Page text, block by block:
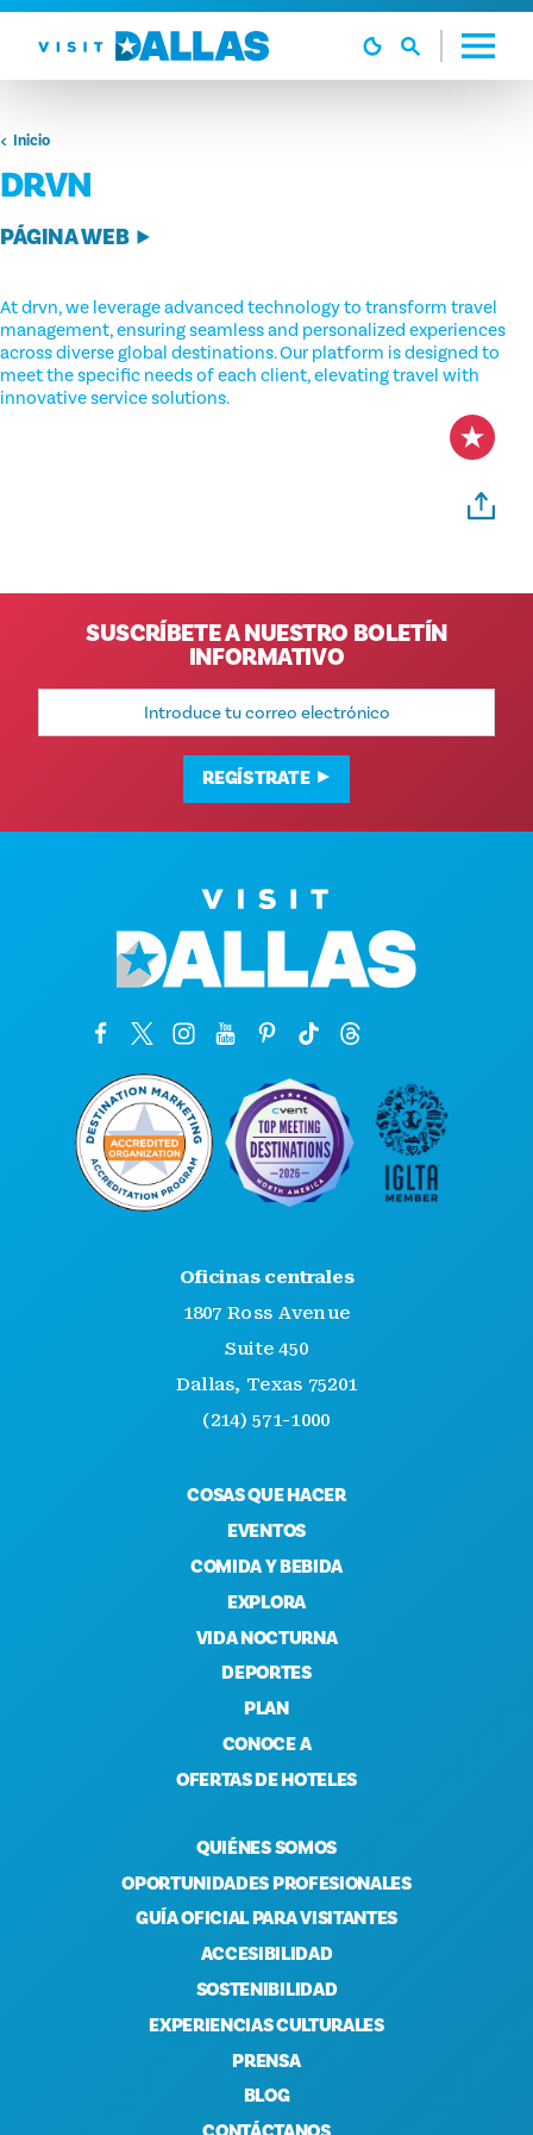
Ir al contenido
Inicio
DRVN
PÁGINA WEB
At drvn, we leverage advanced technology to transform travel
management, ensuring seamless and personalized experiences
across diverse global destinations. Our platform is designed to
meet the specific needs of each client, elevating travel with
innovative service solutions.
SUSCRÍBETE A NUESTRO BOLETÍN
INFORMATIVO
Dirección
correo
REGÍSTRATE
Oficinas centrales
1807 Ross Avenue
Suite 450
Dallas, Texas 75201
(214) 571-1000
COSAS QUE HACER
EVENTOS
COMIDA Y BEBIDA
EXPLORA
VIDA NOCTURNA
DEPORTES
PLAN
CONOCE A
OFERTAS DE HOTELES
QUIÉNES SOMOS
OPORTUNIDADES PROFESIONALES
GUÍA OFICIAL PARA VISITANTES
ACCESIBILIDAD
SOSTENIBILIDAD
EXPERIENCIAS CULTURALES
PRENSA
BLOG